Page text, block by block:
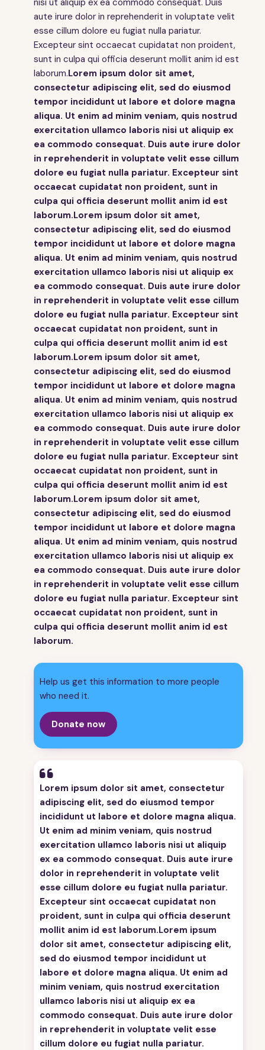
nisi ut aliquip ex ea commodo consequat. Duis
aute irure dolor in reprehenderit in voluptate velit
esse cillum dolore eu fugiat nulla pariatur.
Excepteur sint occaecat cupidatat non proident,
sunt in culpa qui officia deserunt mollit anim id est
laborum.Lorem ipsum dolor sit amet,
consectetur adipiscing elit, sed do eiusmod
tempor incididunt ut labore et dolore magna
aliqua. Ut enim ad minim veniam, quis nostrud
exercitation ullamco laboris nisi ut aliquip ex
ea commodo consequat. Duis aute irure dolor
in reprehenderit in voluptate velit esse cillum
dolore eu fugiat nulla pariatur. Excepteur sint
occaecat cupidatat non proident, sunt in
culpa qui officia deserunt mollit anim id est
laborum.Lorem ipsum dolor sit amet,
consectetur adipiscing elit, sed do eiusmod
tempor incididunt ut labore et dolore magna
aliqua. Ut enim ad minim veniam, quis nostrud
exercitation ullamco laboris nisi ut aliquip ex
ea commodo consequat. Duis aute irure dolor
in reprehenderit in voluptate velit esse cillum
dolore eu fugiat nulla pariatur. Excepteur sint
occaecat cupidatat non proident, sunt in
culpa qui officia deserunt mollit anim id est
laborum.Lorem ipsum dolor sit amet,
consectetur adipiscing elit, sed do eiusmod
tempor incididunt ut labore et dolore magna
aliqua. Ut enim ad minim veniam, quis nostrud
exercitation ullamco laboris nisi ut aliquip ex
ea commodo consequat. Duis aute irure dolor
in reprehenderit in voluptate velit esse cillum
dolore eu fugiat nulla pariatur. Excepteur sint
occaecat cupidatat non proident, sunt in
culpa qui officia deserunt mollit anim id est
laborum.Lorem ipsum dolor sit amet,
consectetur adipiscing elit, sed do eiusmod
tempor incididunt ut labore et dolore magna
aliqua. Ut enim ad minim veniam, quis nostrud
exercitation ullamco laboris nisi ut aliquip ex
ea commodo consequat. Duis aute irure dolor
in reprehenderit in voluptate velit esse cillum
dolore eu fugiat nulla pariatur. Excepteur sint
occaecat cupidatat non proident, sunt in
culpa qui officia deserunt mollit anim id est
laborum.
Help us get this information to more people
who need it.
Donate now
“
Lorem ipsum dolor sit amet, consectetur
adipiscing elit, sed do eiusmod tempor
incididunt ut labore et dolore magna aliqua.
Ut enim ad minim veniam, quis nostrud
exercitation ullamco laboris nisi ut aliquip
ex ea commodo consequat. Duis aute irure
dolor in reprehenderit in voluptate velit
esse cillum dolore eu fugiat nulla pariatur.
Excepteur sint occaecat cupidatat non
proident, sunt in culpa qui officia deserunt
mollit anim id est laborum.Lorem ipsum
dolor sit amet, consectetur adipiscing elit,
sed do eiusmod tempor incididunt ut
labore et dolore magna aliqua. Ut enim ad
minim veniam, quis nostrud exercitation
ullamco laboris nisi ut aliquip ex ea
commodo consequat. Duis aute irure dolor
in reprehenderit in voluptate velit esse
cillum dolore eu fugiat nulla pariatur.